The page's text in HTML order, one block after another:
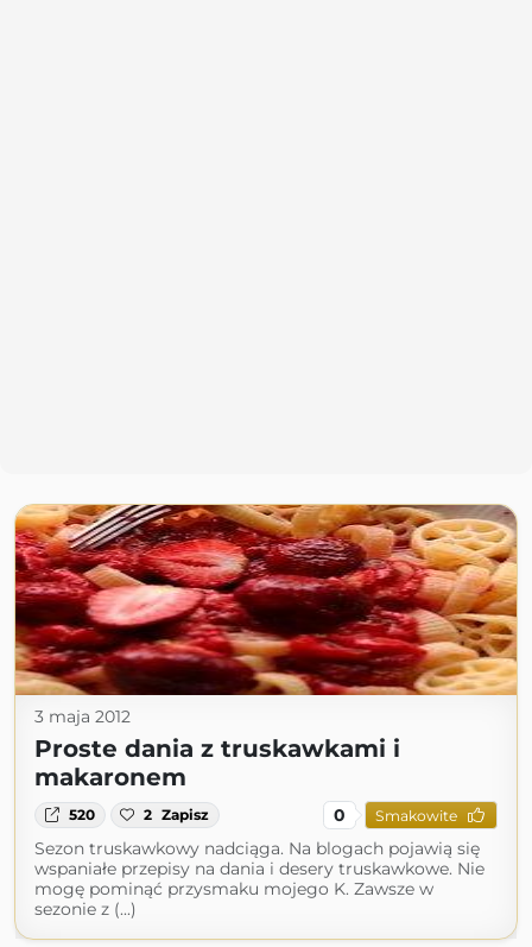
3 maja 2012
Proste dania z truskawkami i
makaronem
520 2 Zapisz 0 Smakowite
Sezon truskawkowy nadciąga. Na blogach pojawią się
wspaniałe przepisy na dania i desery truskawkowe. Nie
mogę pominąć przysmaku mojego K. Zawsze w
sezonie z (...)